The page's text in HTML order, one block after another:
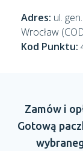
Adres: ul.
Wrocław
Kod Punktu:
Zamów i
Gotową